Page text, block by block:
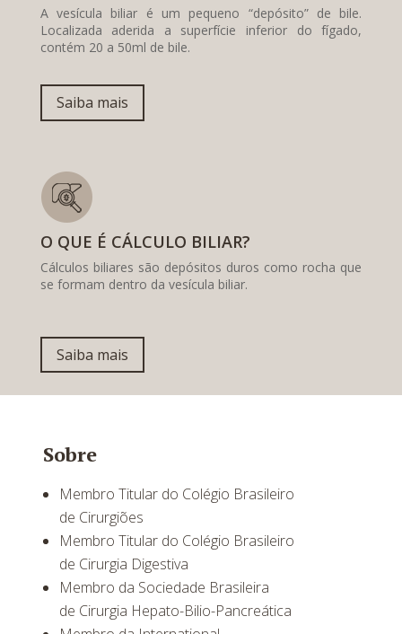
A vesícula biliar é um pequeno “depósito” de bile.
Localizada aderida a superfície inferior do fígado,
contém 20 a 50ml de bile.
Saiba mais
O QUE É CÁLCULO BILIAR?
Cálculos biliares são depósitos duros como rocha que
se formam dentro da vesícula biliar.
Saiba mais
Sobre
Membro Titular do Colégio Brasileiro
de Cirurgiões
Membro Titular do Colégio Brasileiro
de Cirurgia Digestiva
Membro da Sociedade Brasileira
de Cirurgia Hepato-Bilio-Pancreática